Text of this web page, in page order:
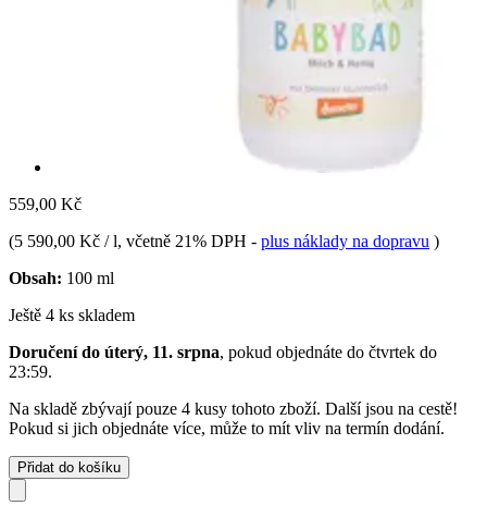
559,00 Kč
(5 590,00 Kč / l, včetně 21% DPH - plus náklady na dopravu )
Obsah: 100 ml
Ještě 4 ks skladem
Doručení do úterý, 11. srpna, pokud objednáte do čtvrtek do
23:59.
Na skladě zbývají pouze 4 kusy tohoto zboží. Další jsou na cestě!
Pokud si jich objednáte více, může to mít vliv na termín dodání.
Přidat do košíku